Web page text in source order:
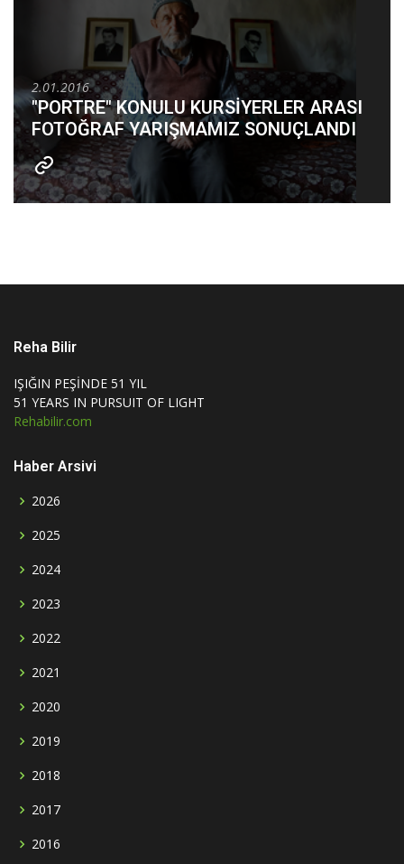
2.01.2016
"PORTRE" KONULU KURSİYERLER ARASI
FOTOĞRAF YARIŞMAMIZ SONUÇLANDI
Reha Bilir
IŞIĞIN PEŞİNDE 51 YIL
51 YEARS IN PURSUIT OF LIGHT
Rehabilir.com
Haber Arsivi
2026
2025
2024
2023
2022
2021
2020
2019
2018
2017
2016